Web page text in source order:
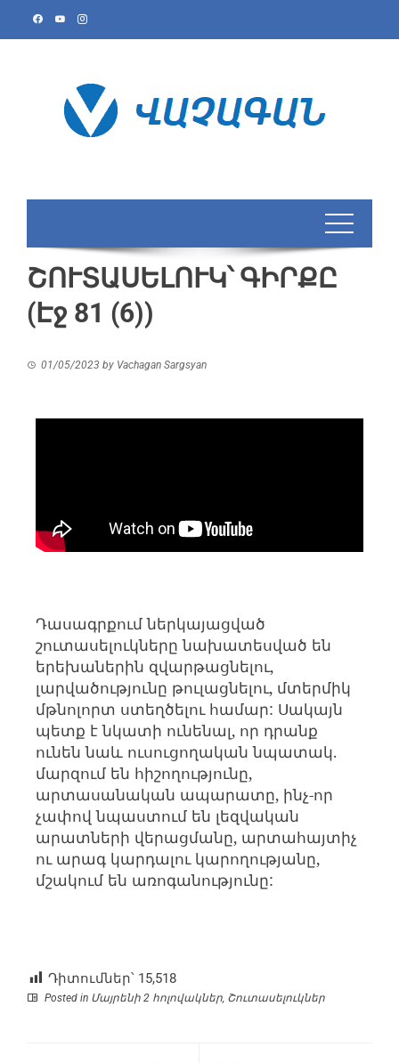
ՇՈՒՏԱՍԵԼՈՒԿ՝ ԳԻՐՔԸ
(Էջ 81 (6))
01/05/2023 by Vachagan Sargsyan
Դասագրքում ներկայացված
շուտասելուկները նախատեսված են
երեխաներին զվարթացնելու,
լարվածությունը թուլացնելու, մտերմիկ
մթնոլորտ ստեղծելու համար: Սակայն
պետք է նկատի ունենալ, որ դրանք
ունեն նաև ուսուցողական նպատակ.
մարզում են հիշողությունը,
արտասանական ապարատը, ինչ-որ
չափով նպաստում են լեզվական
արատների վերացմանը, արտահայտիչ
ու արագ կարդալու կարողությանը,
մշակում են առոգանությունը:
Դիտումներ՝ 15,518
Posted in Մայրենի 2 հոլովակներ, Շուտասելուկներ